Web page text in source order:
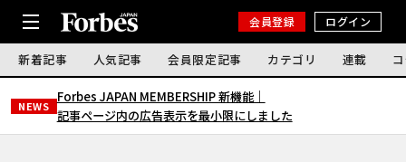
会員登録 ログイン
新着記事 人気記事 会員限定記事 カテゴリ 連載
NEWS
Forbes JAPAN MEMBERSHIP 新機能｜
記事ページ内の広告表示を最小限にしました